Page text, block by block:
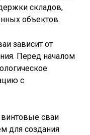
складов,
объектов.
зависит от
Перед началом
с
сваи
для создания